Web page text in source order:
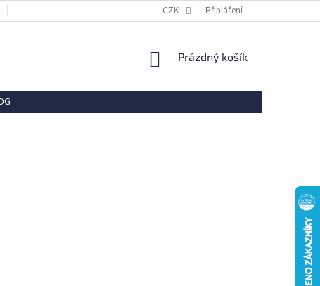
REKLAMACE VRÁCENÍ ZBOŽÍ
CZK Přihlášení
NÁKUPNÍ
Prázdný košík